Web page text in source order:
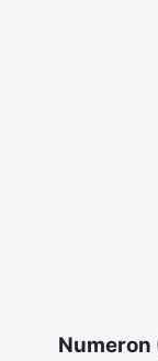
Numeron